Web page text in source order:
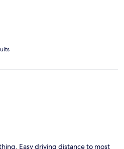
Easy driving distance to most